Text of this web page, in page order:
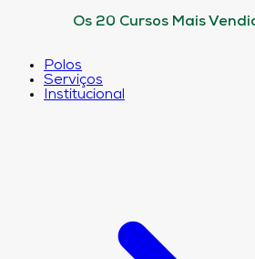
Os 20 Cursos Mais
Polos
Serviços
Institucional